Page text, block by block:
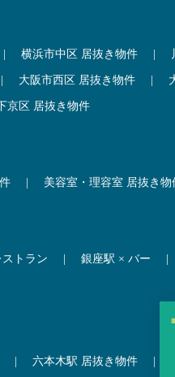
横浜市中区 居抜き物件
大阪市西区 居抜き物件
京区 居抜き物件
美容室・理容室 居抜き物
トラン 銀座駅 × バー
六本木駅 居抜き物件